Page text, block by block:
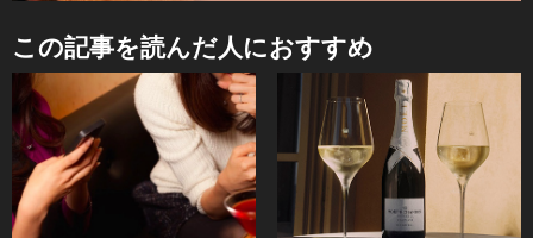
この記事を読んだ人におすすめ